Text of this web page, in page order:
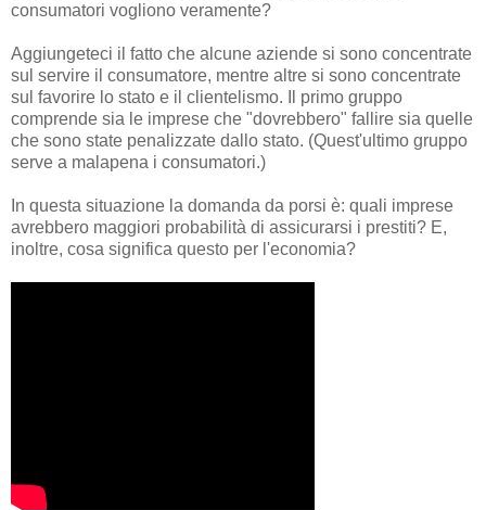
consumatori vogliono veramente?
Aggiungeteci il fatto che alcune aziende si sono concentrate
sul servire il consumatore, mentre altre si sono concentrate
sul favorire lo stato e il clientelismo. Il primo gruppo
comprende sia le imprese che "dovrebbero" fallire sia quelle
che sono state penalizzate dallo stato. (Quest'ultimo gruppo
serve a malapena i consumatori.)
In questa situazione la domanda da porsi è: quali imprese
avrebbero maggiori probabilità di assicurarsi i prestiti? E,
inoltre, cosa significa questo per l'economia?